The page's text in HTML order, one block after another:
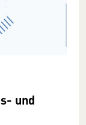
und